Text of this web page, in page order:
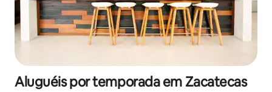
Aluguéis por temporada em Zacatecas